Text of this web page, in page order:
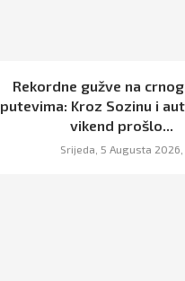
Rekordne gužve na
putevima: Kroz Sozinu i
vikend prošlo...
Srijeda, 5 Augusta 2026,